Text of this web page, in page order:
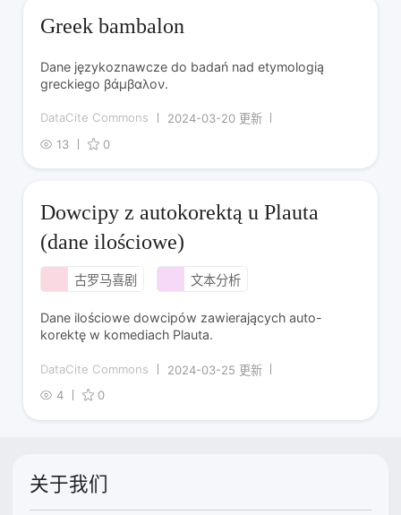
Greek bambalon
Dane językoznawcze do badań nad etymologią
greckiego βάμβαλον.
DataCite Commons
2024-03-20 更新
13
0
Dowcipy z autokorektą u Plauta
(dane ilościowe)
古罗马喜剧 文本分析
Dane ilościowe dowcipów zawierających auto-
korektę w komediach Plauta.
DataCite Commons
2024-03-25 更新
4
0
关于我们